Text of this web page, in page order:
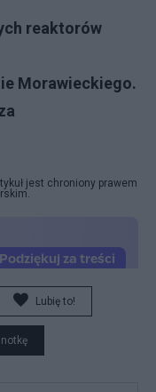
reaktorów
Morawieckiego.
jest chroniony prawem
Lubię to!